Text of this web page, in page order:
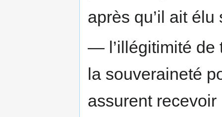
après qu’il ait
— l’illégitimité de
la souveraineté
assurent